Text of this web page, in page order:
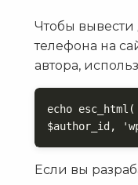
Чтобы
телефона на
автора,
echo
$author_id,
Если вы